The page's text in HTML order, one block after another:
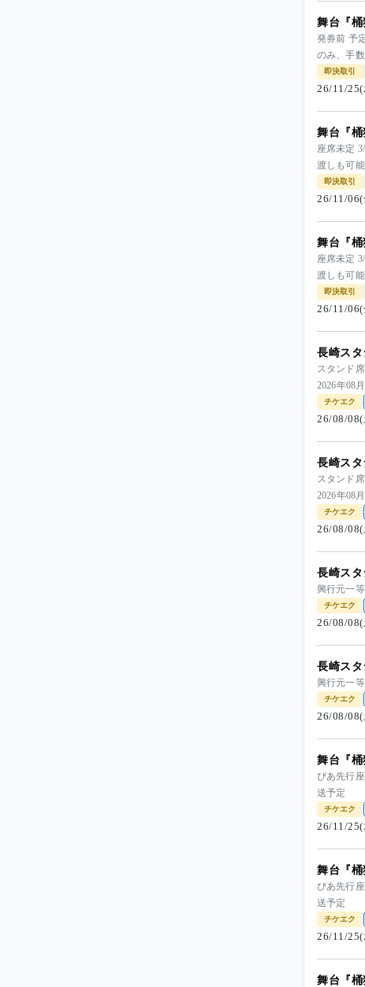
舞台『
発券前 予
のみ、手
即決取引
26/11/25(
舞台『
座席未定
渡しも可
即決取引
26/11/06(
舞台『
座席未定
渡しも可
即決取引
26/11/06(
長崎ス
スタンド
2026年08
チケエク
26/08/08(
長崎ス
スタンド
2026年08
チケエク
26/08/08(
長崎ス
興行元一
チケエク
26/08/08(
長崎ス
興行元一
チケエク
26/08/08(
舞台『
ぴあ先行
送予定
チケエク
26/11/25(
舞台『
ぴあ先行
送予定
チケエク
26/11/25(
舞台『